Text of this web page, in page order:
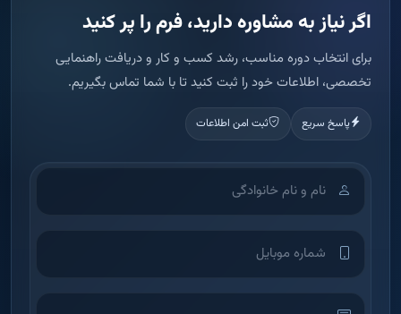
اگر نیاز به مشاوره دارید، فرم را پر کنید
برای انتخاب دوره مناسب، رشد کسب و کار و دریافت راهنمایی
تخصصی، اطلاعات خود را ثبت کنید تا با شما تماس بگیریم.
پاسخ سریع ثبت امن اطلاعات